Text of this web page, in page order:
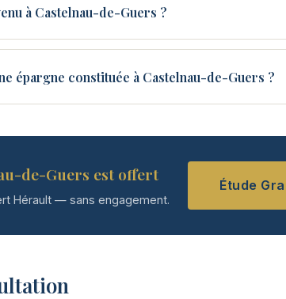
à Castelnau-de-Guers ?
épargne constituée à Castelnau-de-Guers ?
de-Guers est offert
Hérault — sans engagement.
Étude